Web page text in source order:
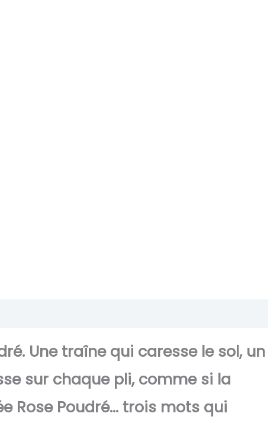
Une traîne qui caresse le sol, un
sur chaque pli, comme si la
Rose Poudré… trois mots qui